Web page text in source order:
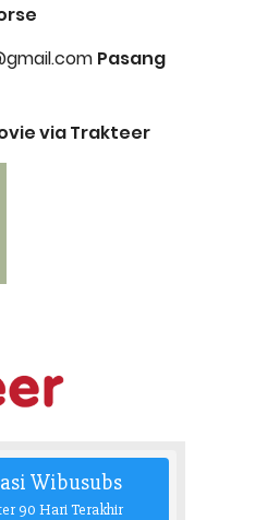
Pasang
via Trakteer